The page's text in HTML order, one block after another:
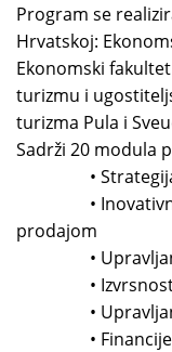
Program se
Hrvatskoj:
Ekonomski
turizmu i
turizma Pula i
Sadrži 20 modula
• Strategija,
• Inovativni
prodajom
• Upravljanje
• Izvrsnost
• Upravljanje
• Financije